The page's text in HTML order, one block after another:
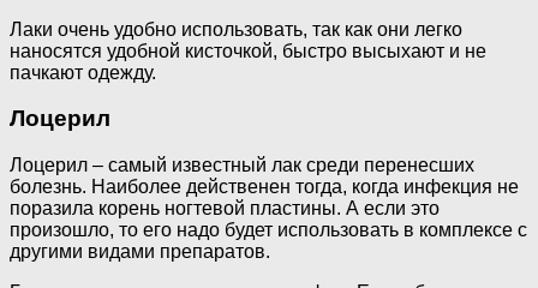
Лаки очень удобно использовать, так как они легко
наносятся удобной кисточкой, быстро высыхают и не
пачкают одежду.
Лоцерил
Лоцерил – самый известный лак среди перенесших
болезнь. Наиболее действенен тогда, когда инфекция не
поразила корень ногтевой пластины. А если это
произошло, то его надо будет использовать в комплексе с
другими видами препаратов.